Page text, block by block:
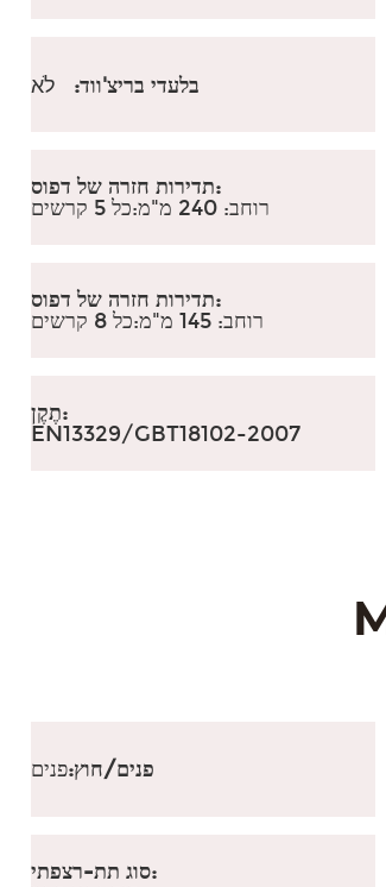
בלעדי בריצ'ווד: לֹא
תדירות חזרה של דפוס:
רוחב: 240 מ"מ:
כל 5 קרשים
תדירות חזרה של דפוס:
רוחב: 145 מ"מ
:כל 8 קרשים
תֶקֶן:
EN13329/GBT18102-2007
פנים/חוץ:פנים
סוג תת-רצפתי: